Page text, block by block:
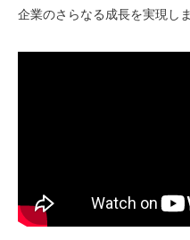
企業のさらなる成長を実現し